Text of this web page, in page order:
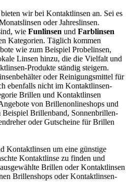
wir bei Kontaktlinsen an. Sei es
oder Jahreslinsen.
wie Funlinsen und Farblinsen
Kategorien. Täglich kommen
wie zum Beispiel Probelinsen,
Linsen hinzu, die die Vielfalt und
Produkte ständig steigern.
oder Reinigungsmittel für
ebenfalls nicht im Kontaktlinsen-
Brillen und Kontaktlinsen
von Brillenonlineshops und
Brillenband, Sonnenbrillen-
oder Gutscheine für Brillen
Kontaktlinsen um eine günstige
Kontaktlinse zu finden und
Brillen oder Kontaktlinsen
Brillenshops oder Kontaktlinsen-